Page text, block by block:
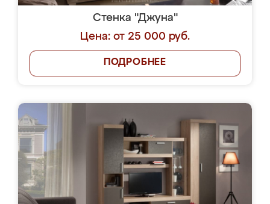
Стенка "Джуна"
Цена: от 25 000 руб.
ПОДРОБНЕЕ